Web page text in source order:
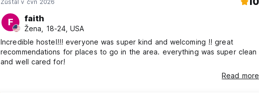
Zůstal v čvn 2026
F faith
Žena, 18-24, USA
Incredible hostel!!! everyone was super kind and welcoming !! great
recommendations for places to go in the area. everything was super clean
and well cared for!
Read more